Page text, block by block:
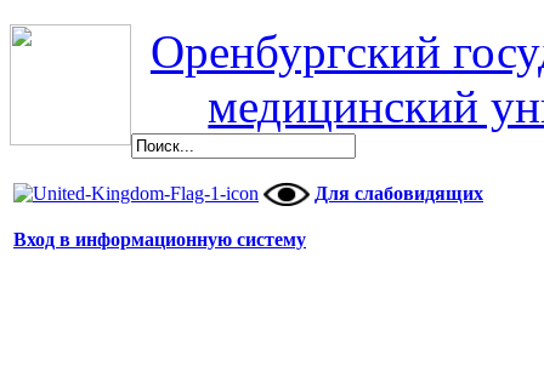
Оренбургский
медицинский
Для слабовидящих
Вход в информационную систему